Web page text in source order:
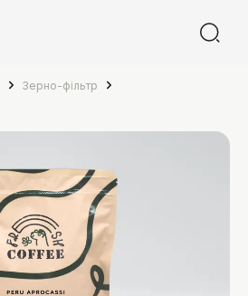
Зерно-фільтр